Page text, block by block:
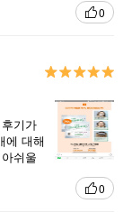
0
기가
에 대해
쉬울
0